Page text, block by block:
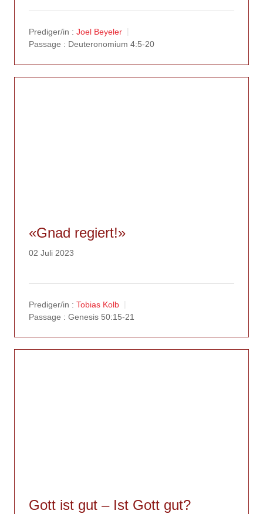
Prediger/in : Joel Beyeler
Passage : Deuteronomium 4:5-20
«Gnad regiert!»
02 Juli 2023
Prediger/in : Tobias Kolb
Passage : Genesis 50:15-21
Gott ist gut – Ist Gott gut?